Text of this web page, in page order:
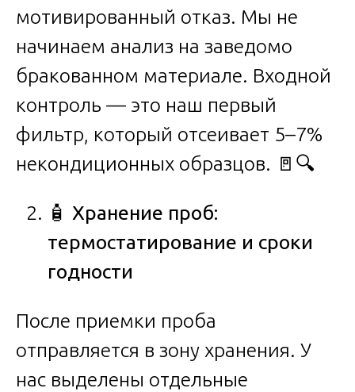
мотивированный отказ. Мы не
начинаем анализ на заведомо
бракованном материале. Входной
контроль — это наш первый
фильтр, который отсеивает 5–7%
некондиционных образцов. 🚪🔍
🧴 Хранение проб:
термостатирование и сроки
годности
После приемки проба
отправляется в зону хранения. У
нас выделены отдельные